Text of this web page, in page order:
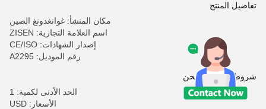
تفاصيل المنتج
مكان المنشأ: غوانغدونغ الصين
اسم العلامة التجارية: ZISEN
إصدار الشهادات: CE/ISO
رقم الموديل: A2295
شروط الدفع والشحن
الحد الأدنى لكمية: 1
الأسعار: USD